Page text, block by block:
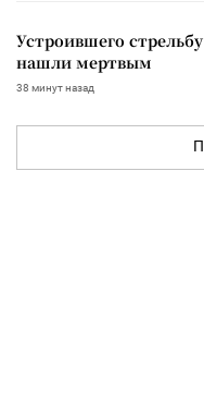
Устроившего
нашли мертвым
38 минут назад